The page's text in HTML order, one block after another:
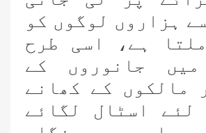
ہزاروں لوگوں کو
ہے، اسی طرح
میں جانوروں کے
مالکوں کے کھانے
لئے اسٹال لگائے